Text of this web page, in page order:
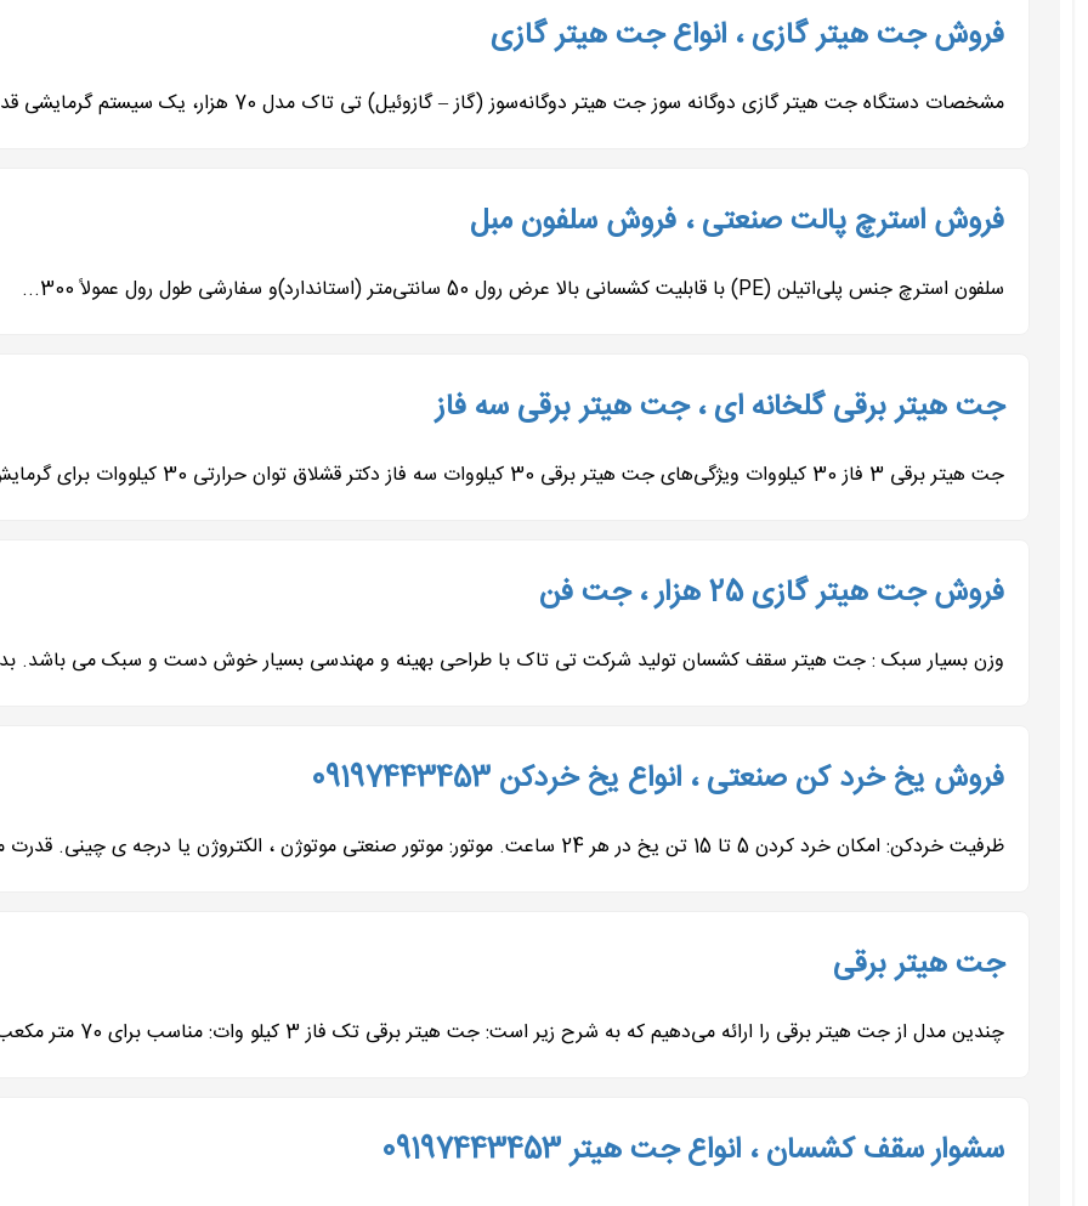
فروش جت هیتر گازی ، انواع جت هیتر گازی
مشخصات دستگاه جت هیتر گازی دوگانه سوز جت هیتر دوگانه‌سوز (گاز – گازوئیل) تی تاک مدل 70 هزار، یک سیستم گرمایشی قدرتمند...
فروش استرچ پالت صنعتی ، فروش سلفون مبل
سلفون استرچ جنس پلی‌اتیلن (PE) با قابلیت کشسانی بالا عرض رول 50 سانتی‌متر (استاندارد)و سفارشی طول رول عمولاً 300...
جت هیتر برقی گلخانه ای ، جت هیتر برقی سه فاز
جت هیتر برقی 3 فاز 30 کیلووات ویژگی‌های جت هیتر برقی 30 کیلووات سه فاز دکتر قشلاق توان حرارتی 30 کیلووات برای گرمایش...
فروش جت هیتر گازی 25 هزار ، جت فن
وزن بسیار سبک : جت هیتر سقف کشسان تولید شرکت تی تاک با طراحی بهینه و مهندسی بسیار خوش دست و سبک می باشد.
فروش یخ خرد کن صنعتی ، انواع یخ خردکن 09197443453
ظرفیت خردکن: امکان خرد کردن 5 تا 15 تن یخ در هر 24 ساعت. موتور: موتور صنعتی موتوژن ، الکتروژن یا درجه ی چینی. قدرت موتور:...
جت هیتر برقی
چندین مدل از جت هیتر برقی را ارائه می‌دهیم که به شرح زیر است: جت هیتر برقی تک فاز 3 کیلو وات: مناسب برای 70 متر مکعب جت...
سشوار سقف کشسان ، انواع جت هیتر 09197443453